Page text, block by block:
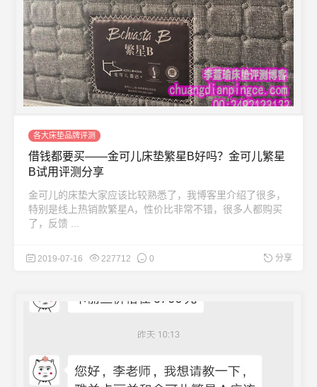
各大床垫品牌评测
借钱都要买——金可儿床垫繁星B好吗？金可儿繁星
B试用评测分享
金可儿的床垫大家应该比较熟悉了，我博客里介绍了很多，
特别是线上热销款繁星A，性价比非常不错，很多人都购买
了，反馈 ...
2019-07-16 227712 0 分享